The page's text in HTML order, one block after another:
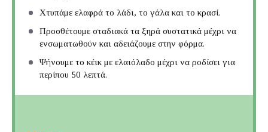
Χτυπάμε ελαφρά το λάδι, το γάλα και το κρασί.
Προσθέτουμε σταδιακά τα ξηρά συστατικά μέχρι να
ενσωματωθούν και αδειάζουμε στην φόρμα.
Ψήνουμε το κέικ με ελαιόλαδο μέχρι να ροδίσει για
περίπου 50 λεπτά.